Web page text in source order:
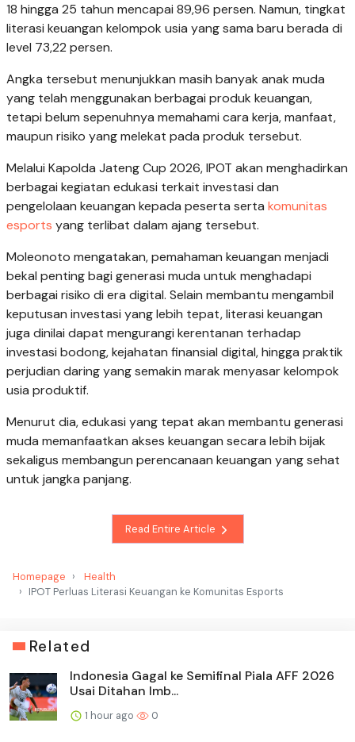
18 hingga 25 tahun mencapai 89,96 persen. Namun, tingkat
literasi keuangan kelompok usia yang sama baru berada di
level 73,22 persen.
Angka tersebut menunjukkan masih banyak anak muda
yang telah menggunakan berbagai produk keuangan,
tetapi belum sepenuhnya memahami cara kerja, manfaat,
maupun risiko yang melekat pada produk tersebut.
Melalui Kapolda Jateng Cup 2026, IPOT akan menghadirkan
berbagai kegiatan edukasi terkait investasi dan
pengelolaan keuangan kepada peserta serta komunitas
esports yang terlibat dalam ajang tersebut.
Moleonoto mengatakan, pemahaman keuangan menjadi
bekal penting bagi generasi muda untuk menghadapi
berbagai risiko di era digital. Selain membantu mengambil
keputusan investasi yang lebih tepat, literasi keuangan
juga dinilai dapat mengurangi kerentanan terhadap
investasi bodong, kejahatan finansial digital, hingga praktik
perjudian daring yang semakin marak menyasar kelompok
usia produktif.
Menurut dia, edukasi yang tepat akan membantu generasi
muda memanfaatkan akses keuangan secara lebih bijak
sekaligus membangun perencanaan keuangan yang sehat
untuk jangka panjang.
Read Entire Article
Homepage
Health
IPOT Perluas Literasi Keuangan ke Komunitas Esports
Related
Indonesia Gagal ke Semifinal Piala AFF 2026
Usai Ditahan Imb...
1 hour ago 0